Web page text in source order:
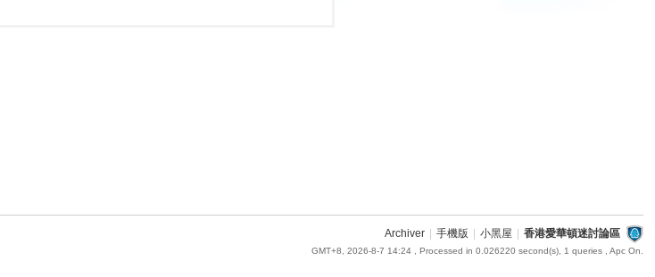
Archiver 手機版 小黑屋 香港愛華頓迷討論區
GMT+8, 2026-8-7 14:24, Processed in 0.026220 second(s), 1 queries , Apc On.